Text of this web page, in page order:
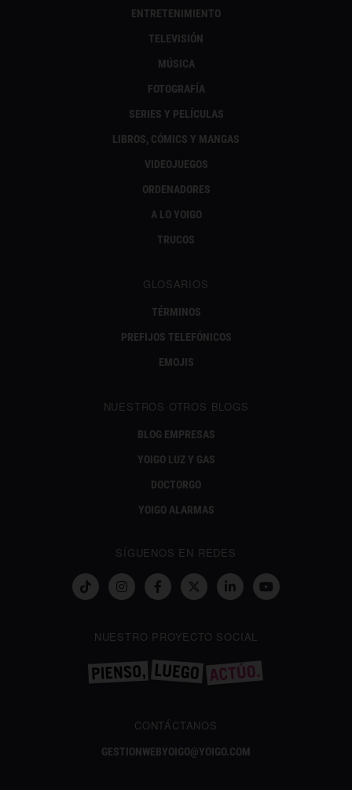
ENTRETENIMIENTO
TELEVISIÓN
MÚSICA
FOTOGRAFÍA
SERIES Y PELÍCULAS
LIBROS, CÓMICS Y MANGAS
VIDEOJUEGOS
ORDENADORES
A LO YOIGO
TRUCOS
GLOSARIOS
TÉRMINOS
PREFIJOS TELEFÓNICOS
EMOJIS
NUESTROS OTROS BLOGS
BLOG EMPRESAS
YOIGO LUZ Y GAS
DOCTORGO
YOIGO ALARMAS
SÍGUENOS EN REDES
NUESTRO PROYECTO SOCIAL
CONTÁCTANOS
GESTIONWEBYOIGO@YOIGO.COM